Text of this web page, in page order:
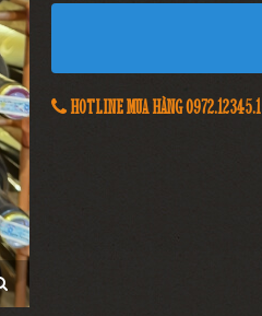
HOTLINE MUA HÀNG 0972.12345.1